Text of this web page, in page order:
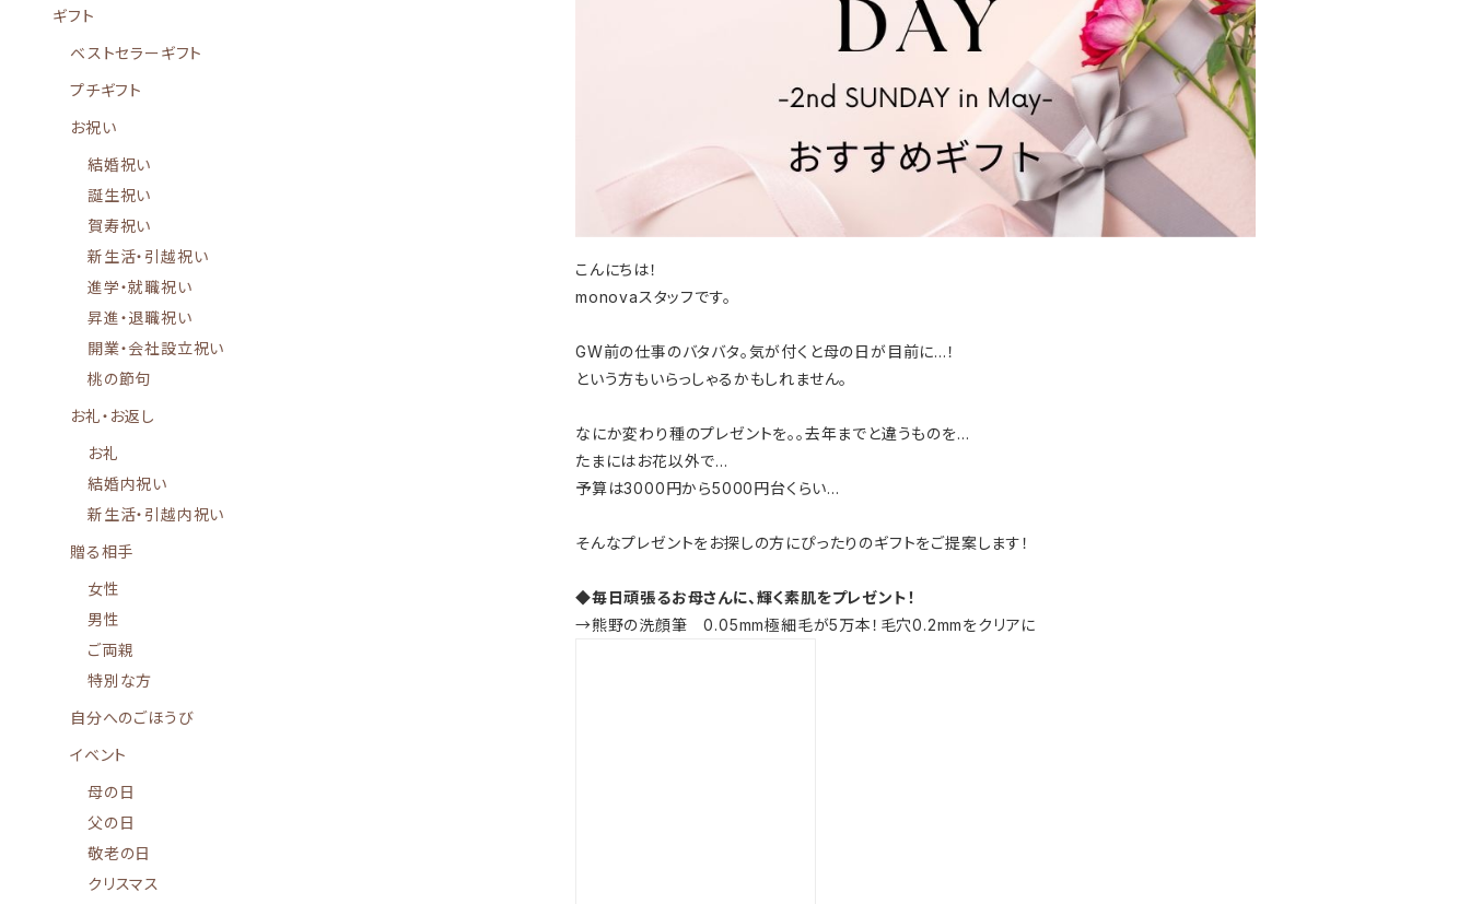
こんにちは！
monovaスタッフです。
GW前の仕事のバタバタ。気が付くと母の日が目前に…！
という方もいらっしゃるかもしれません。
なにか変わり種のプレゼントを。。去年までと違うものを…
たまにはお花以外で…
予算は3000円から5000円台くらい…
そんなプレゼントをお探しの方にぴったりのギフトをご提案します！
◆毎日頑張るお母さんに、輝く素肌をプレゼント！
→熊野の洗顔筆 0.05mm極細毛が5万本！毛穴0.2mmをクリアに
ギフト
ベストセラーギフト
プチギフト
お祝い
結婚祝い
誕生祝い
賀寿祝い
新生活・引越祝い
進学・就職祝い
昇進・退職祝い
開業・会社設立祝い
桃の節句
お礼・お返し
お礼
結婚内祝い
新生活・引越内祝い
贈る相手
女性
男性
ご両親
特別な方
自分へのごほうび
イベント
母の日
父の日
敬老の日
クリスマス